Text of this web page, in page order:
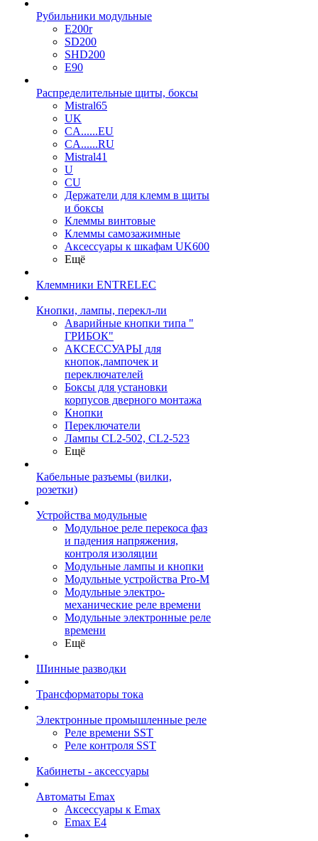
Рубильники модульные
E200r
SD200
SHD200
E90
Распределительные щиты, боксы
Mistral65
UK
CA......EU
CA......RU
Mistral41
U
CU
Держатели для клемм в щиты
и боксы
Клеммы винтовые
Клеммы самозажимные
Аксессуары к шкафам UK600
Ещё
Клеммники ENTRELEC
Кнопки, лампы, перекл-ли
Аварийные кнопки типа "
ГРИБОК"
АКСЕССУАРЫ для
кнопок,лампочек и
переключателей
Боксы для установки
корпусов дверного монтажа
Кнопки
Переключатели
Лампы CL2-502, CL2-523
Ещё
Кабельные разъемы (вилки,
розетки)
Устройства модульные
Модульное реле перекоса фаз
и падения напряжения,
контроля изоляции
Модульные лампы и кнопки
Модульные устройства Pro-M
Модульные электро-
механические реле времени
Модульные электронные реле
времени
Ещё
Шинные разводки
Трансформаторы тока
Электронные промышленные реле
Реле времени SST
Реле контроля SST
Кабинеты - аксессуары
Автоматы Emax
Аксессуары к Emax
Emax E4